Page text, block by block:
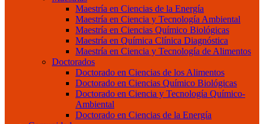
Maestría en Ciencias de la Energía
Maestría en Ciencia y Tecnología Ambiental
Maestría en Ciencias Químico Biológicas
Maestría en Química Clínica Diagnóstica
Maestría en Ciencia y Tecnología de Alimentos
Doctorados
Doctorado en Ciencias de los Alimentos
Doctorado en Ciencias Químico Biológicas
Doctorado en Ciencia y Tecnología Químico-
Ambiental
Doctorado en Ciencias de la Energía